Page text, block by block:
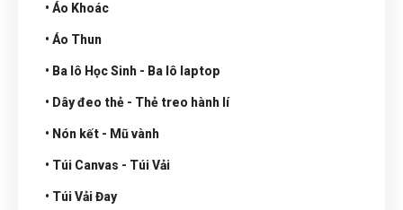
• Áo Khoác
• Áo Thun
• Ba lô Học Sinh - Ba lô laptop
• Dây đeo thẻ - Thẻ treo hành lí
• Nón kết - Mũ vành
• Túi Canvas - Túi Vải
• Túi Vải Đay